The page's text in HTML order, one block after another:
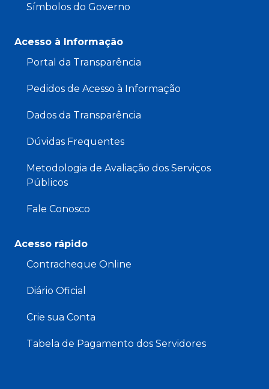
Símbolos do Governo
Acesso à Informação
Portal da Transparência
Pedidos de Acesso à Informação
Dados da Transparência
Dúvidas Frequentes
Metodologia de Avaliação dos Serviços
Públicos
Fale Conosco
Acesso rápido
Contracheque Online
Diário Oficial
Crie sua Conta
Tabela de Pagamento dos Servidores